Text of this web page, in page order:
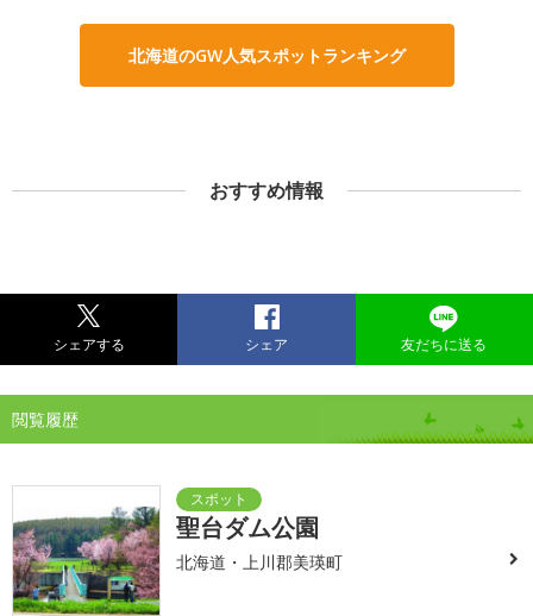
北海道のGW人気スポットランキング
おすすめ情報
シェアする シェア 友だちに送る
閲覧履歴
聖台ダム公園
北海道・上川郡美瑛町